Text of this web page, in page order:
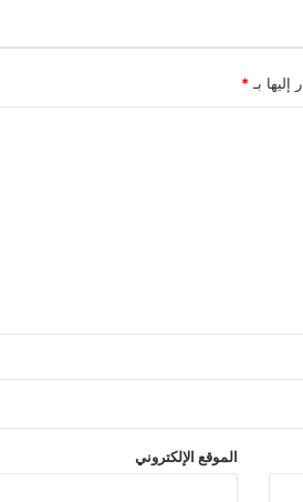
بـ *
الموقع الإلكتروني